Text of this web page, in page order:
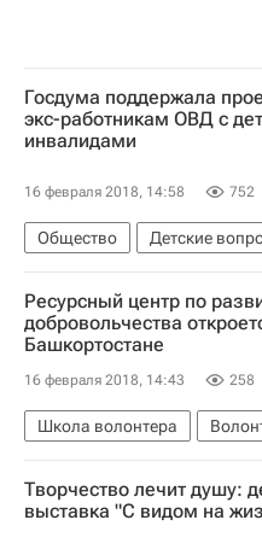
Госдума поддержала
экс-работникам ОВД с
инвалидами
16 февраля 2018, 14:58 752
Общество Детские
Россия
Ресурсный центр по
добровольчества
Башкортостане
16 февраля 2018, 14:43 258
Школа волонтера
Республика Башкортостан
Творчество лечит душу:
выставка "С видом на